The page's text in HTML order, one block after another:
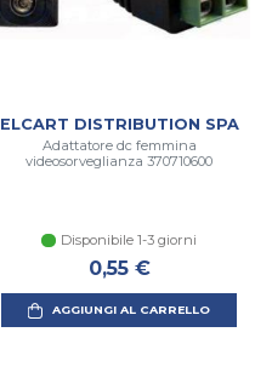
ELCART DISTRIBUTION SPA
Adattatore dc femmina
videosorveglianza 370710600
Disponibile 1-3 giorni
0,55 €
AGGIUNGI AL CARRELLO